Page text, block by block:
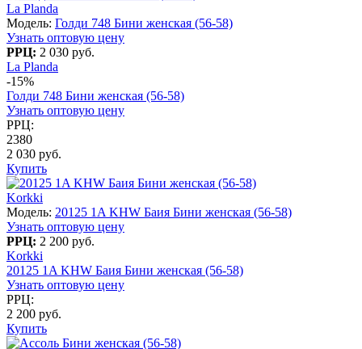
La Planda
Модель: Голди 748 Бини женская (56-58)
Узнать оптовую цену
РРЦ: 2 030 руб.
La Planda
-15%
Голди 748 Бини женская (56-58)
Узнать оптовую цену
РРЦ:
2380
2 030 руб.
Купить
Korkki
Модель: 20125 1A KHW Баия Бини женская (56-58)
Узнать оптовую цену
РРЦ: 2 200 руб.
Korkki
20125 1A KHW Баия Бини женская (56-58)
Узнать оптовую цену
РРЦ:
2 200 руб.
Купить